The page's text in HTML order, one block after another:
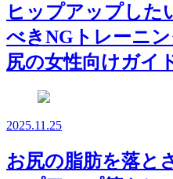
ヒップアップした
べきNGトレーニ
尻の女性向けガイ
2025.11.25
お尻の脂肪を落と